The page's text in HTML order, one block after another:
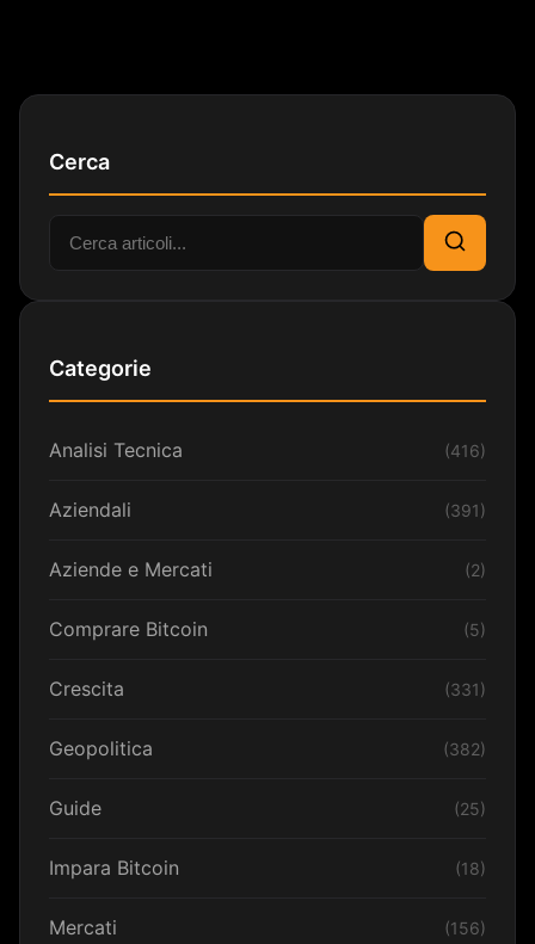
Cerca
Cerca:
Cerca
Categorie
Analisi Tecnica (416)
Aziendali (391)
Aziende e Mercati (2)
Comprare Bitcoin (5)
Crescita (331)
Geopolitica (382)
Guide (25)
Impara Bitcoin (18)
Mercati (156)